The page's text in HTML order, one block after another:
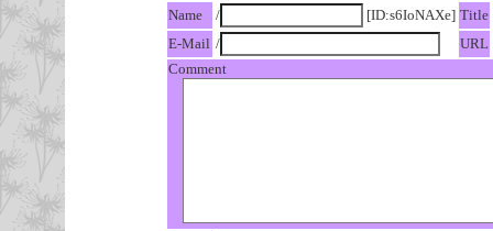
Name
/ [ID:s6IoNAXe] Title
E-Mail /
URL
Comment